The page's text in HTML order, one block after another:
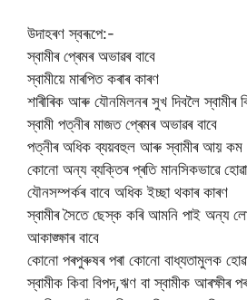
উদাহৰণ স্বৰূপে:-
স্বামীৰ প্ৰেমৰ অভাৱৰ বাবে
স্বামীয়ে মাৰপিত কৰাৰ কাৰণ
শাৰীৰিক আৰু যৌনমিলনৰ সুখ দিবলৈ স্বামীৰ
স্বামী পত্নীৰ মাজত প্ৰেমৰ অভাৱৰ বাবে
পত্নীৰ অধিক ব্যয়বহুল আৰু স্বামীৰ আয় কম
কোনো অন্য ব্যক্তিৰ প্ৰতি মানসিকভাৱে
যৌনসম্পৰ্কৰ বাবে অধিক ইচ্ছা থকাৰ কাৰণ
স্বামীৰ সৈতে ছেস্ক কৰি আমনি পাই অন্য
আকাঙ্ক্ষাৰ বাবে
কোনো পৰপুৰুষৰ পৰা কোনো বাধ্যতামুলক
স্বামীক কিবা বিপদ,ঋণ বা স্বামীক আৰক্ষীৰ